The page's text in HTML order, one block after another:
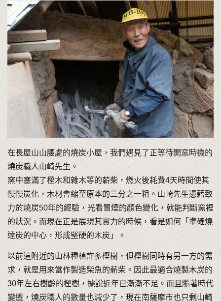
在長屋山山腰處的燒炭小屋，我們遇見了正等待開窯時機的
燒炭職人山崎先生。
窯中塞滿了樫木和雜木等的薪柴，燃火後耗費4天時間使其
慢慢炭化，木材會縮至原本的三分之一粗。山崎先生憑藉致
力於燒炭50年的經驗，光看冒煙的顏色變化，就能判斷窯裡
的狀況。而現在正是展現其實力的時候，看是如何「準確燒
達炭的中心，形成堅硬的木炭」。
以前這附近的山林種植許多樫樹，但樫樹同時有另一方的需
求，就是用來當作製造柴魚的薪柴。因此最適合燒製木炭的
30年左右樹齡的樫樹，據說近年已漸漸不足。而且隨著時代
變遷，燒炭職人的數量也減少了，現在南薩摩市也只剩山崎